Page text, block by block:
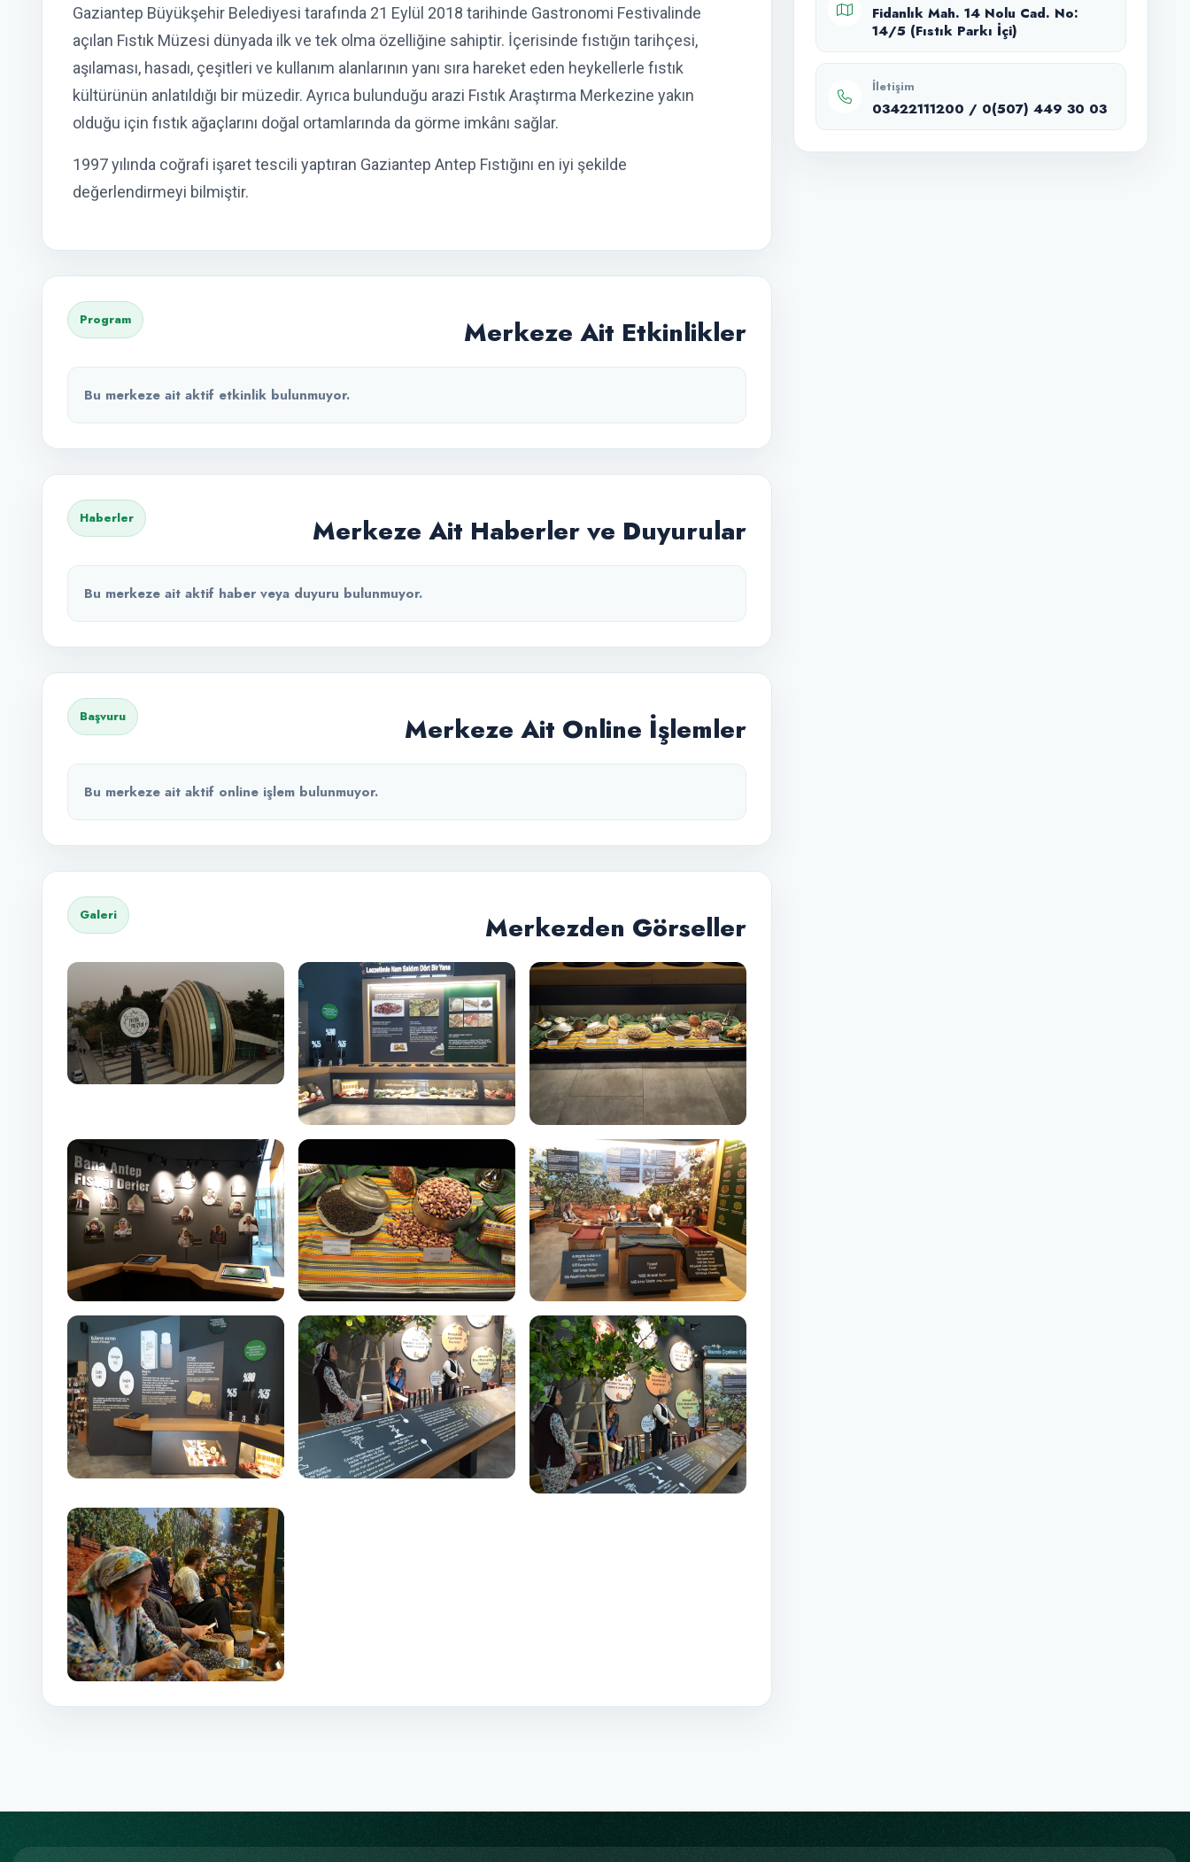
Gaziantep Büyükşehir Belediyesi tarafında 21 Eylül 2018 tarihinde Gastronomi Festivalinde
açılan Fıstık Müzesi dünyada ilk ve tek olma özelliğine sahiptir. İçerisinde fıstığın tarihçesi,
aşılaması, hasadı, çeşitleri ve kullanım alanlarının yanı sıra hareket eden heykellerle fıstık
kültürünün anlatıldığı bir müzedir. Ayrıca bulunduğu arazi Fıstık Araştırma Merkezine yakın
olduğu için fıstık ağaçlarını doğal ortamlarında da görme imkânı sağlar.
1997 yılında coğrafi işaret tescili yaptıran Gaziantep Antep Fıstığını en iyi şekilde
değerlendirmeyi bilmiştir.
Program Merkeze Ait Etkinlikler
Bu merkeze ait aktif etkinlik bulunmuyor.
Haberler Merkeze Ait Haberler ve Duyurular
Bu merkeze ait aktif haber veya duyuru bulunmuyor.
Başvuru Merkeze Ait Online İşlemler
Bu merkeze ait aktif online işlem bulunmuyor.
Galeri Merkezden Görseller
Fidanlık Mah. 14 Nolu Cad. No:
14/5 (Fıstık Parkı İçi)
İletişim
03422111200 / 0(507) 449 30 03